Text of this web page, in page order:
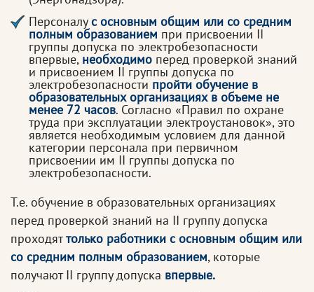
Персоналу с основным общим или со средним
полным образованием при присвоении II
группы допуска по электробезопасности
впервые, необходимо перед проверкой знаний
и присвоением II группы допуска по
электробезопасности пройти обучение в
образовательных организациях в объеме не
менее 72 часов. Согласно «Правил по охране
труда при эксплуатации электроустановок», это
является необходимым условием для данной
категории персонала при первичном
присвоении им II группы допуска по
электробезопасности.
Т.е. обучение в образовательных организациях
перед проверкой знаний на II группу допуска
проходяттолько работники с основным общим или
со средним полным образованием, которые
получают II группу допуска впервые.